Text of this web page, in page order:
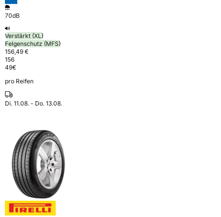
70dB
Verstärkt (XL)
Felgenschutz (MFS)
156,49 €
156
49€
pro Reifen
Di. 11.08. - Do. 13.08.